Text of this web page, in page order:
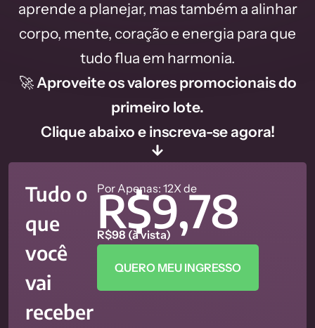
aprende a planejar, mas também a alinhar
corpo, mente, coração e energia para que
tudo flua em harmonia.
🚀Aproveite os valores promocionais do
primeiro lote.
Clique abaixo e inscreva-se agora!
Tudo o
que
você
vai
receber
Por Apenas: 12X de
R$9,78
R$98 (à vista)
QUERO MEU INGRESSO